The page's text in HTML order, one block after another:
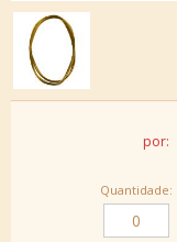
por:
Quantidade: